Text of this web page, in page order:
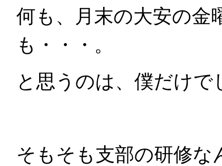
何も、月末の大安の金
も・・・。
と思うのは、僕だけで
そもそも支部の研修